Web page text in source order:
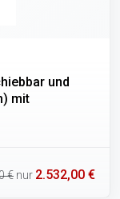
und
mit
€ nur 2.532,00 €